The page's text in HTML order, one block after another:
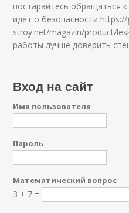
постарайтесь обращаться
идет о безопасности
stroy.net/magazin/product/
работы лучше доверить
Вход на сайт
Имя пользователя
Пароль
Математический вопрос
3 + 7 =